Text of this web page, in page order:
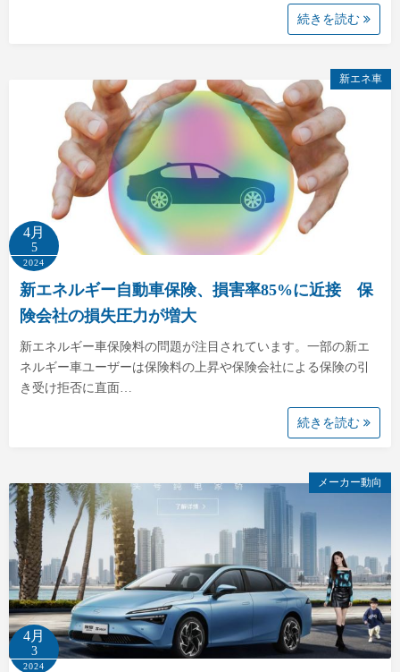
続きを読む
新エネ車
4月
5
2024
新エネルギー自動車保険、損害率85%に近接 保
険会社の損失圧力が増大
新エネルギー車保険料の問題が注目されています。一部の新エ
ネルギー車ユーザーは保険料の上昇や保険会社による保険の引
き受け拒否に直面…
続きを読む
メーカー動向
4月
3
2024